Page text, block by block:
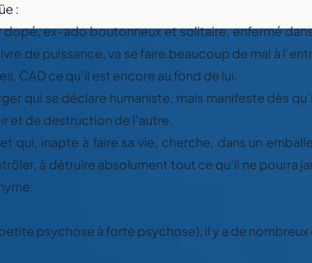
:
ex-ado boutonneux et solitaire, enfermé
de puissance, va se faire beaucoup de mal à
CAD ce qu’il est encore au fond de lui.
qui se déclare humaniste, mais manifeste dès
et de destruction de l’autre.
qui, inapte à faire sa vie, cherche, dans un
à détruire absolument tout ce qu’il ne pourra
(petite psychose à forte psychose), il y a de